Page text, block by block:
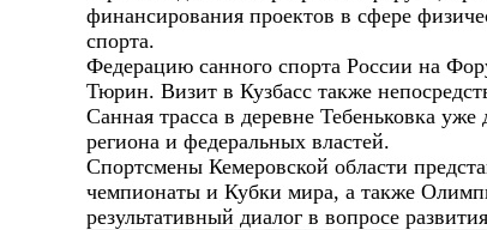
финансирования проектов в сфере
спорта.
Федерацию санного спорта России на
Тюрин. Визит в Кузбасс также
Санная трасса в деревне Тебеньковка
региона и федеральных властей.
Спортсмены Кемеровской области
чемпионаты и Кубки мира, а также
результативный диалог в вопросе